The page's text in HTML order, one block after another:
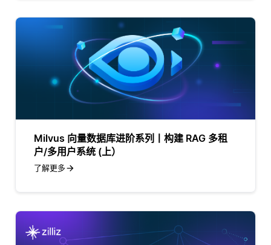
Milvus 向量数据库进阶系列丨构建 RAG 多租
户/多用户系统 (上）
了解更多